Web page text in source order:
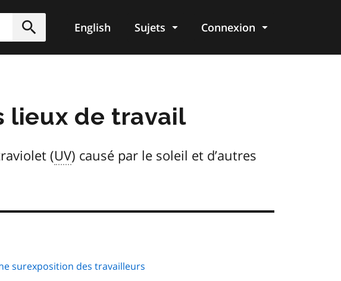
Soumettre
English Sujets Connexion
lieux de travail
(UV) causé par le soleil et d’autres
surexposition des travailleurs